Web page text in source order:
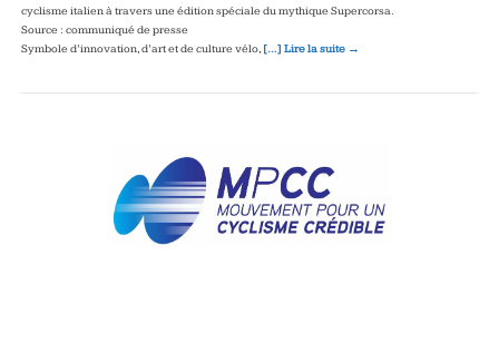
cyclisme italien à travers une édition spéciale du mythique Supercorsa.
Source : communiqué de presse
Symbole d’innovation, d’art et de culture vélo, […] Lire la suite →